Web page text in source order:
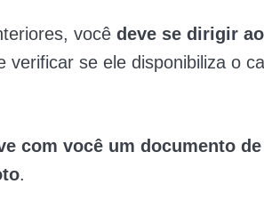
você deve se dirigir
verificar se ele disponibiliza o
com você um documento de
.